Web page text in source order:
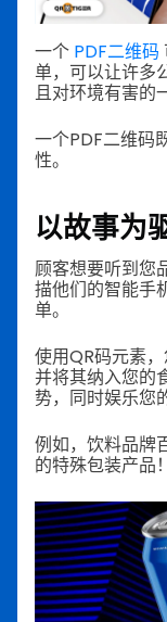
一个 PDF二维码
单，可以让许多
且对环境有害的
一个PDF二维码
性。
以故事为
顾客想要听到您
描他们的智能手
单。
使用QR码元素
并将其纳入您的
势，同时娱乐您
例如，饮料品牌
的特殊包装产品！